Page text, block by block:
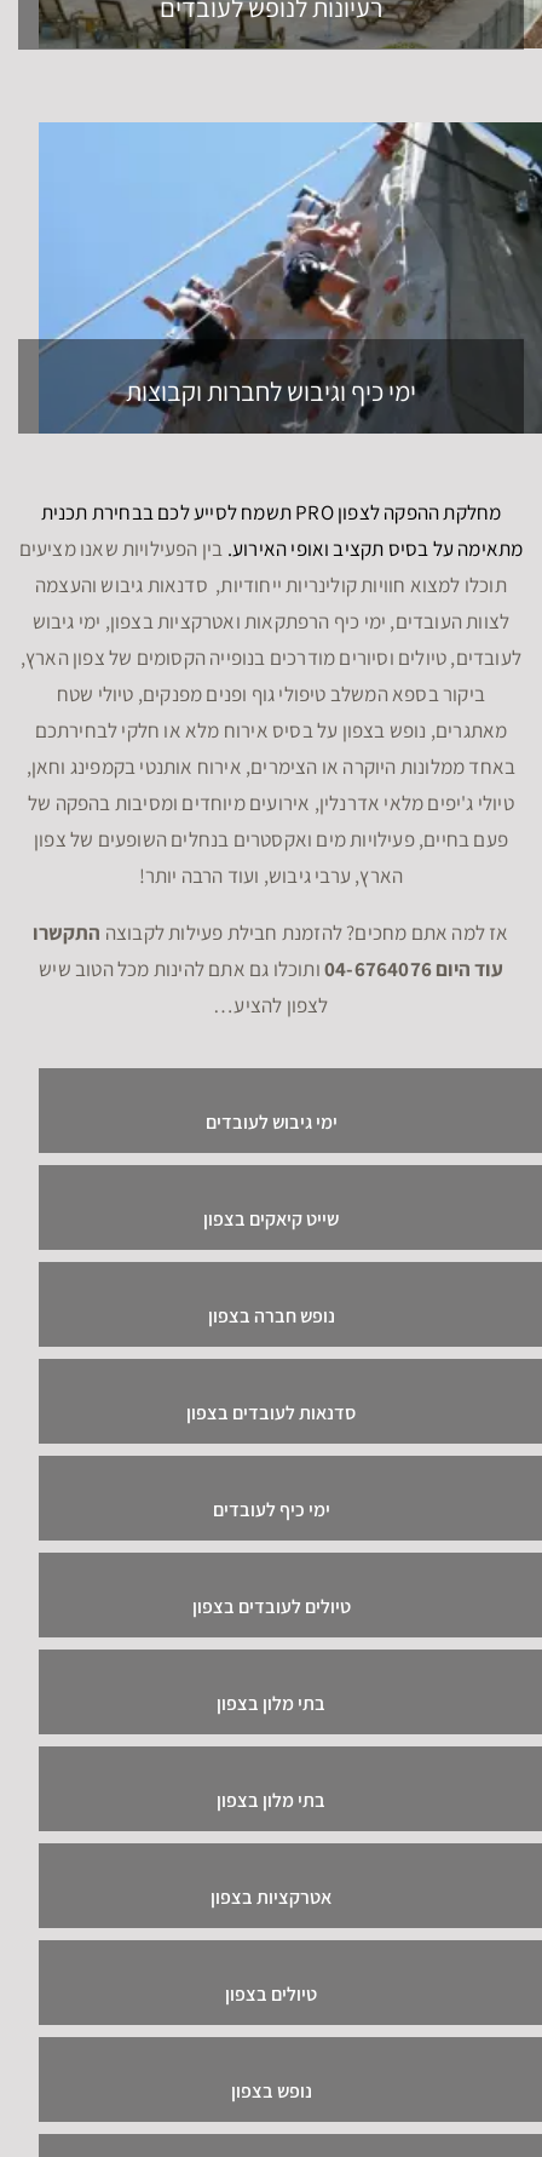
רעיונות לנופש לעובדים
ימי כיף וגיבוש לחברות וקבוצות
מחלקת ההפקה לצפון PRO תשמח לסייע לכם בבחירת תכנית
מתאימה על בסיס תקציב ואופי האירוע. בין הפעילויות שאנו מציעים
תוכלו למצוא חוויות קולינריות ייחודיות, סדנאות גיבוש והעצמה
לצוות העובדים, ימי כיף הרפתקאות ואטרקציות בצפון, ימי גיבוש
לעובדים, טיולים וסיורים מודרכים בנופייה הקסומים של צפון הארץ,
ביקור בספא המשלב טיפולי גוף ופנים מפנקים, טיולי שטח
מאתגרים, נופש בצפון על בסיס אירוח מלא או חלקי לבחירתכם
באחד ממלונות היוקרה או הצימרים, אירוח אותנטי בקמפינג וחאן,
טיולי ג'יפים מלאי אדרנלין, אירועים מיוחדים ומסיבות בהפקה של
פעם בחיים, פעילויות מים ואקסטרים בנחלים השופעים של צפון
הארץ, ערבי גיבוש, ועוד הרבה יותר!
אז למה אתם מחכים? להזמנת חבילת פעילות לקבוצה התקשרו
עוד היום 04-6764076
ותוכלו גם אתם להינות מכל הטוב שיש
לצפון להציע…
ימי גיבוש לעובדים
שייט קיאקים בצפון
נופש חברה בצפון
סדנאות לעובדים בצפון
ימי כיף לעובדים
טיולים לעובדים בצפון
בתי מלון בצפון
בתי מלון בצפון
אטרקציות בצפון
טיולים בצפון
נופש בצפון